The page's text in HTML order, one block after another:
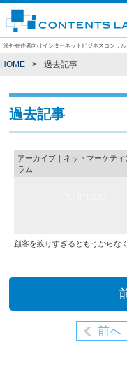
海外在住者向けインターネットビジネスコンサ
HOME 過去記事
過去記事
アーカイブ｜ネットマーケティ
ラム
顧客を絞りすぎるともうからな
前へ